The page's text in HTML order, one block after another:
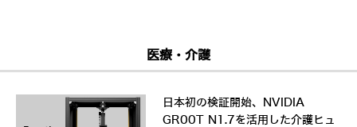
医療・介護
日本初の検証開始、NVIDIA
GR00T N1.7を活用した介護ヒュ